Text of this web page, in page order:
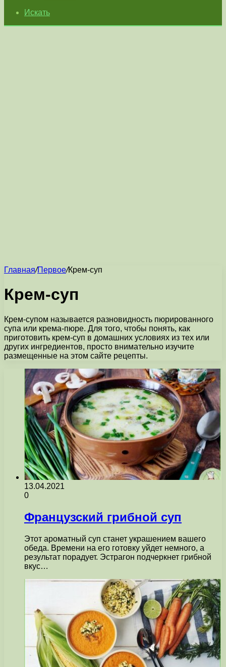
Искать
Главная/Первое/Крем-суп
Крем-суп
Крем-супом называется разновидность пюрированного
супа или крема-пюре. Для того, чтобы понять, как
приготовить крем-суп в домашних условиях из тех или
других ингредиентов, просто внимательно изучите
размещенные на этом сайте рецепты.
13.04.2021
0
Французский грибной суп
Этот ароматный суп станет украшением вашего
обеда. Времени на его готовку уйдет немного, а
результат порадует. Эстрагон подчеркнет грибной
вкус…